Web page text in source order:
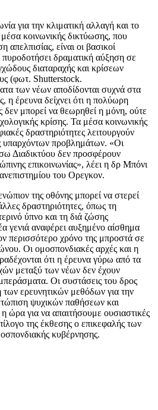
για την κλιματική αλλαγή και το
κοινωνικής δικτύωσης, που
είναι οι βασικοί
πυροδοτήσει δραματική αύξηση σε
διαταραχής και κρίσεων
(φωτ. Shutterstock.
των νέων αποδίδονται συχνά στα
η έρευνα δείχνει ότι η πολύωρη
μπορεί να θεωρηθεί η μόνη, ούτε
κρίσης. Τα μέσα κοινωνικής
δραστηριότητες λειτουργούν
υπαρχόντων προβλημάτων. «Οι
Διαδικτύου δεν προσφέρουν
επικοινωνίας», λέει η δρ Μπόνι
του Ορεγκον.
της οθόνης μπορεί να στερεί
δραστηριότητες, όπως τη
ύπνο και τη διά ζώσης
γενιά αναφέρει αυξημένο αίσθημα
περισσότερο χρόνο της μπροστά σε
Οι ομοσπονδιακές αρχές και η
ότι η έρευνα γύρω από τα
μεταξύ των νέων δεν έχουν
Οι συστάσεις του δρος
ερευνητικών μεθόδων για την
ψυχικών παθήσεων και
ώρα για να απαιτήσουμε ουσιαστικές
της έκθεσης ο επικεφαλής των
κυβέρνησης.